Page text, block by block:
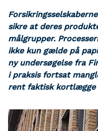
sikre at deres
målgrupper.
ikke kun gælde på
ny undersøgelse fra
i praksis fortsat
rent faktisk kortlægge